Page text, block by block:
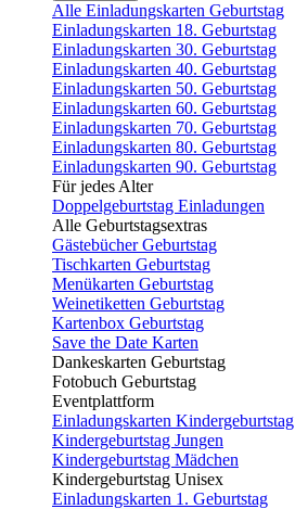
Alle Einladungskarten Geburtstag
Einladungskarten 18. Geburtstag
Einladungskarten 30. Geburtstag
Einladungskarten 40. Geburtstag
Einladungskarten 50. Geburtstag
Einladungskarten 60. Geburtstag
Einladungskarten 70. Geburtstag
Einladungskarten 80. Geburtstag
Einladungskarten 90. Geburtstag
Für jedes Alter
Doppelgeburtstag Einladungen
Alle Geburtstagsextras
Gästebücher Geburtstag
Tischkarten Geburtstag
Menükarten Geburtstag
Weinetiketten Geburtstag
Kartenbox Geburtstag
Save the Date Karten
Dankeskarten Geburtstag
Fotobuch Geburtstag
Eventplattform
Einladungskarten Kindergeburtstag
Kindergeburtstag Jungen
Kindergeburtstag Mädchen
Kindergeburtstag Unisex
Einladungskarten 1. Geburtstag